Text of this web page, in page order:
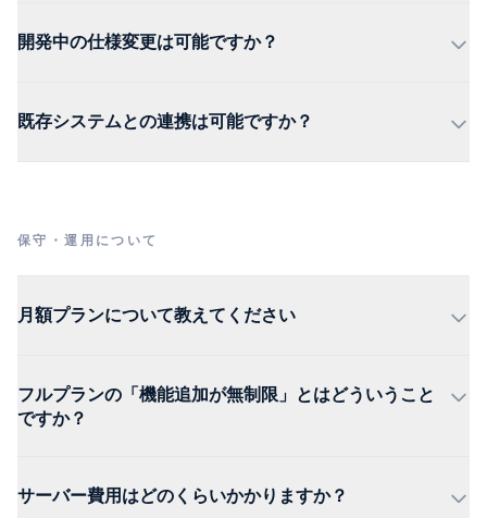
開発中の仕様変更は可能ですか？
既存システムとの連携は可能ですか？
保守・運用について
月額プランについて教えてください
フルプランの「機能追加が無制限」とはどういうこと
ですか？
サーバー費用はどのくらいかかりますか？